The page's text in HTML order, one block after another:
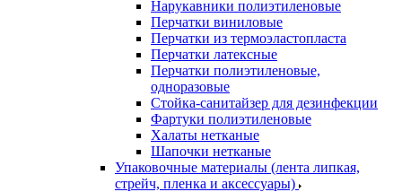
Нарукавники полиэтиленовые
Перчатки виниловые
Перчатки из термоэластопласта
Перчатки латексные
Перчатки полиэтиленовые,
одноразовые
Стойка-санитайзер для дезинфекции
Фартуки полиэтиленовые
Халаты нетканые
Шапочки нетканые
Упаковочные материалы (лента липкая,
стрейч, пленка и аксессуары)